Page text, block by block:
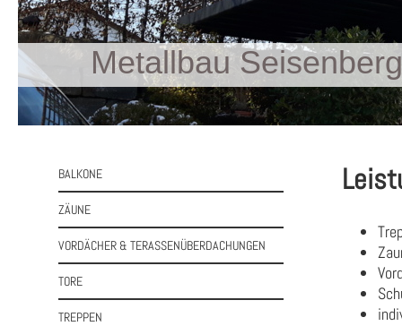
Metallbau
BALKONE
ZÄUNE
VORDÄCHER & TERASSENÜBERDACHUNGEN
TORE
TREPPEN